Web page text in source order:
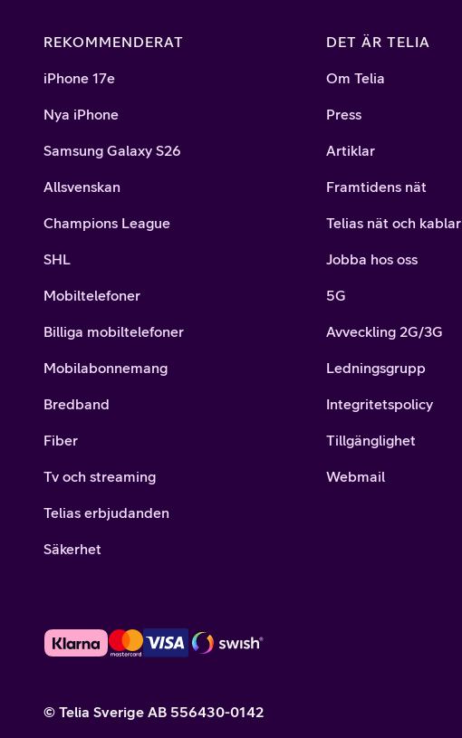
REKOMMENDERAT
iPhone 17e
Nya iPhone
Samsung Galaxy S26
Allsvenskan
Champions League
SHL
Mobiltelefoner
Billiga mobiltelefoner
Mobilabonnemang
Bredband
Fiber
Tv och streaming
Telias erbjudanden
Säkerhet
DET ÄR TELIA
Om Telia
Press
Artiklar
Framtidens nät
Telias nät och kablar
Jobba hos oss
5G
Avveckling 2G/3G
Ledningsgrupp
Integritetspolicy
Tillgänglighet
Webmail
© Telia Sverige AB 556430-0142